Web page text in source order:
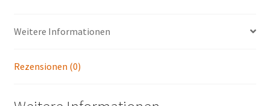
Weitere Informationen
Rezensionen (0)